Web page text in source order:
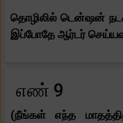
தொழிலில் டென்ஷன்
இப்போதே ஆர்டர்
எண் 9
(நீங்கள் எந்த